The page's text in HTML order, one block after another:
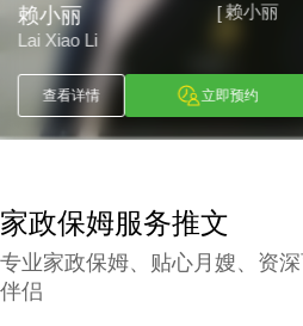
[ 赖小丽
赖小丽
Lai Xiao Li
查看详情 立即预约
家政保姆服务推文
专业家政保姆、贴心月嫂、资
伴侣